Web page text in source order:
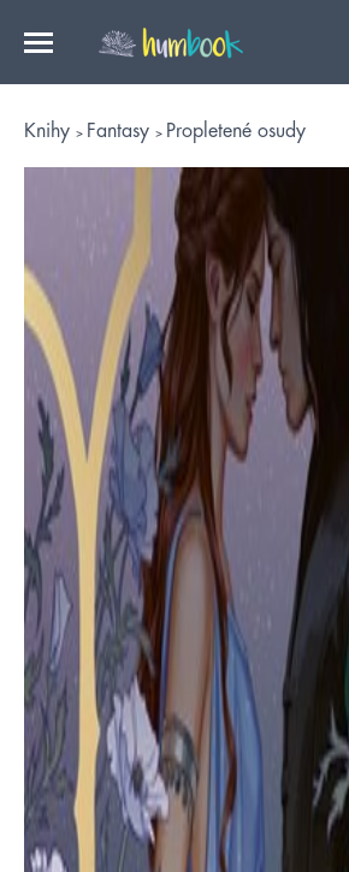
Knihy Fantasy Propletené osudy